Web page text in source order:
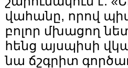
վահանը, որով
բոլոր մխացող
հենց այսպիսի
նա ճշգրիտ